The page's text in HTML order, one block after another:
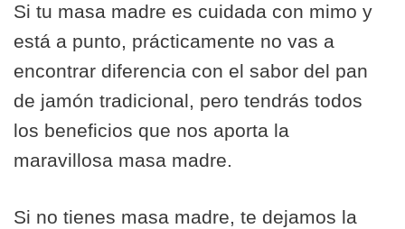
Si tu masa madre es cuidada con mimo y
está a punto, prácticamente no vas a
encontrar diferencia con el sabor del pan
de jamón tradicional, pero tendrás todos
los beneficios que nos aporta la
maravillosa masa madre.
Si no tienes masa madre, te dejamos la